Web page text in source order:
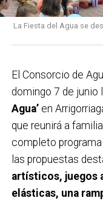
La Fiesta del Agua se
El Consorcio de
domingo 7 de junio
Agua’en
que reunirá a
completo
las propuestas
artísticos, juegos
elásticas, una